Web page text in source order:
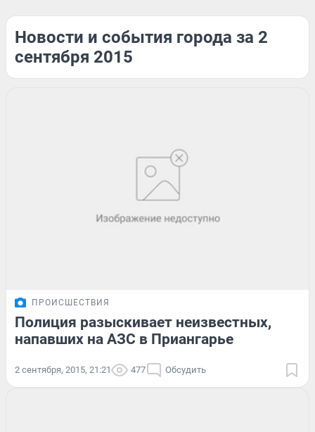
Новости и события города за 2
сентября 2015
ПРОИСШЕСТВИЯ
Полиция разыскивает неизвестных,
напавших на АЗС в Приангарье
2 сентября, 2015, 21:21 477 Обсудить